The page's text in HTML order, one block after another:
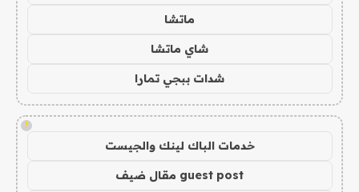
ماتشا
شاي ماتشا
شدات ببجي تمارا
!
خدمات الباك لينك والجيست
guest post مقال ضيف